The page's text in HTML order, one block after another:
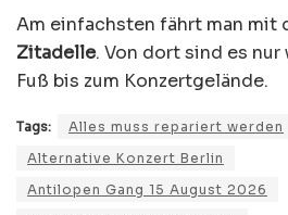
Am einfachsten fährt man mit
Zitadelle. Von dort sind es
Fuß bis zum Konzertgelände.
Tags:
Alles muss repariert werden
Alternative Konzert Berlin
Antilopen Gang 15 August 2026